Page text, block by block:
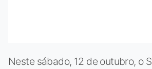
Neste sábado, 12 de outubro, o